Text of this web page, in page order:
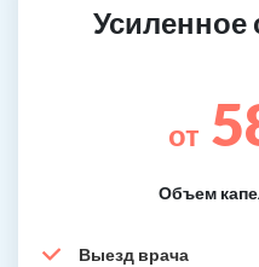
Усиленное
от
Объем
Выезд врача